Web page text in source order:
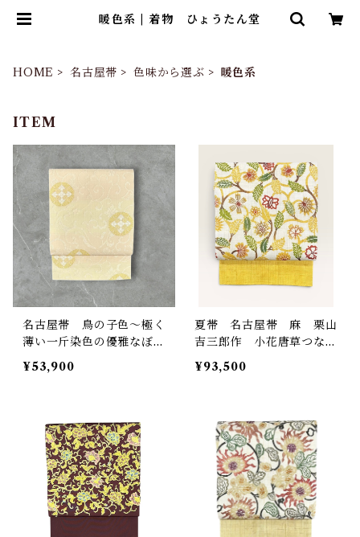
暖色系 | 着物 ひょうたん堂
HOME 名古屋帯 色味から選ぶ 暖色系
ITEM
名古屋帯 鳥の子色〜極く
薄い一斤染色の優雅なぼか
し地 八つ藤 花唐草 長
さ 365㎝ Q6812
¥53,900
夏帯 名古屋帯 麻 栗山
吉三郎作 小花唐草つな
ぎ 生成色×金色他 長さ
378㎝ Q6803
¥93,500